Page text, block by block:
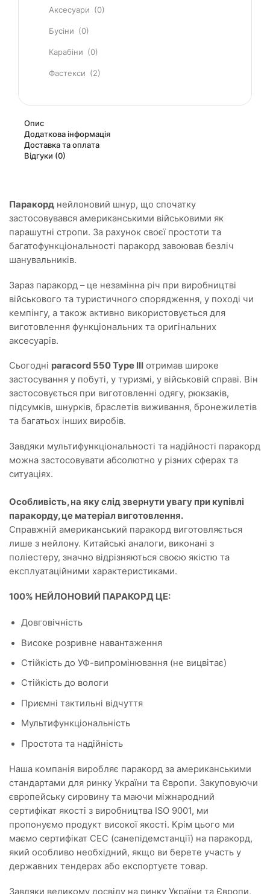
Аксесуари (0)
Бусіни (0)
Карабіни (0)
Фастекси (2)
Опис
Додаткова інформація
Доставка та оплата
Відгуки (0)
Паракорд нейлоновий шнур, що спочатку
застосовувався американськими військовими як
парашутні стропи. За рахунок своєї простоти та
багатофункціональності паракорд завоював безліч
шанувальників.
Зараз паракорд – це незамінна річ при виробництві
військового та туристичного спорядження, у поході чи
кемпінгу, а також активно використовується для
виготовлення функціональних та оригінальних
аксесуарів.
Сьогодні paracord 550 Type III отримав широке
застосування у побуті, у туризмі, у військовій справі. Він
застосовується при виготовленні одягу, рюкзаків,
підсумків, шнурків, браслетів виживання, бронежилетів
та багатьох інших виробів.
Завдяки мультифункціональності та надійності паракорд
можна застосовувати абсолютно у різних сферах та
ситуаціях.
Особливість, на яку слід звернути увагу при купівлі
паракорду, це матеріал виготовлення.
Справжній американський паракорд виготовляється
лише з нейлону. Китайські аналоги, виконані з
поліестеру, значно відрізняються своєю якістю та
експлуатаційними характеристиками.
100% НЕЙЛОНОВИЙ ПАРАКОРД ЦЕ:
Довговічність
Високе розривне навантаження
Стійкість до УФ-випромінювання (не вицвітає)
Стійкість до вологи
Приємні тактильні відчуття
Мультифункціональність
Простота та надійність
Наша компанія виробляє паракорд за американськими
стандартами для ринку України та Європи. Закуповуючи
європейську сировину та маючи міжнародний
сертифікат якості з виробництва ISO 9001, ми
пропонуємо продукт високої якості. Крім цього ми
маємо сертифікат СЕС (санепідемстанції) на паракорд,
який особливо необхідний, якщо ви берете участь у
державних тендерах або експортуєте товар.
Завдяки великому досвіду на ринку України та Європи,